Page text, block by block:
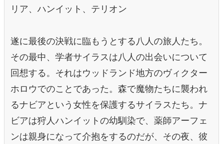
リア、ハンイット、テリオン
遂に最後の決戦に臨もうとする八人の旅人たち。
その最中、学者サイラスは八人の出会いについて
回想する。それはウッドランド地方のヴィクター
ホロウでのことであった。森で魔物たちに襲われ
るナビアという女性を保護するサイラスたち。ナ
ビアは狩人ハンイットの幼馴染で、薬師アーフェ
ンは親身になって介抱をするのだが、その夜、彼